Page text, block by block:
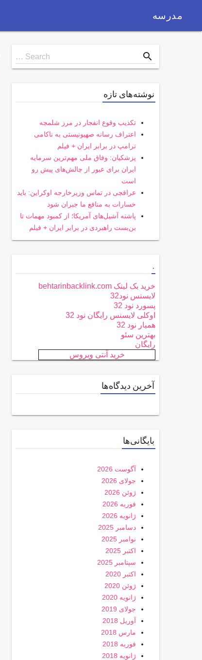
مدرسه
Search
for
Search … search
نوشته‌های تازه
تکذیب وقوع انفجار در مرز شلمچه
اعتراف رسانه صهیونیستی به ناکامی
ترامپ در برابر ایران + فیلم
پزشکیان: وفاق ملی مهم‌ترین سرمایه
ایران برای عبور از چالش‌های پیش رو
است
عراقچی در تماس وزیرخارجه اوکراین: باید
خسارات به منافع ما جبران شود
پاشنه آشیل‌های آمریکا؛ از کمبود مهمات تا
بن‌بست راهبردی در برابر ایران + فیلم
.
خرید بک لینک behtarinbacklink.com
لایسنس نود32
پسورد نود 32
اوکلی لایسنس رایگان نود 32
همیار نود 32
بهترین سئو
رایگان
خرید آنتی ویروس
آخرین دیدگاه‌ها
بایگانی‌ها
آگوست 2026
جولای 2026
ژوئن 2026
فوریه 2026
ژانویه 2026
دسامبر 2025
نوامبر 2025
اکتبر 2025
سپتامبر 2025
اکتبر 2020
ژوئن 2020
ژانویه 2020
جولای 2019
آوریل 2018
مارس 2018
فوریه 2018
ژانویه 2018